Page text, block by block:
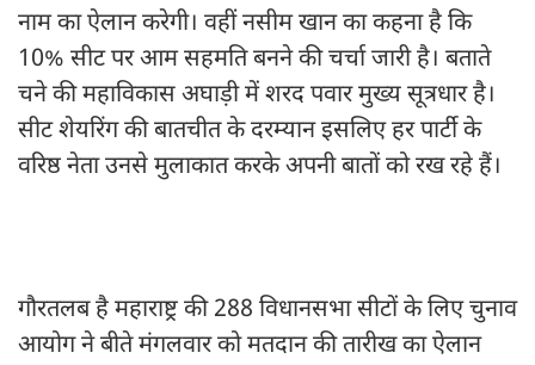
नाम का ऐलान करेगी। वहीं नसीम खान का कहना है कि
10% सीट पर आम सहमति बनने की चर्चा जारी है। बताते
चने की महाविकास अघाड़ी में शरद पवार मुख्य सूत्रधार है।
सीट शेयरिंग की बातचीत के दरम्यान इसलिए हर पार्टी के
वरिष्ठ नेता उनसे मुलाकात करके अपनी बातों को रख रहे हैं।
गौरतलब है महाराष्ट्र की 288 विधानसभा सीटों के लिए चुनाव
आयोग ने बीते मंगलवार को मतदान की तारीख का ऐलान